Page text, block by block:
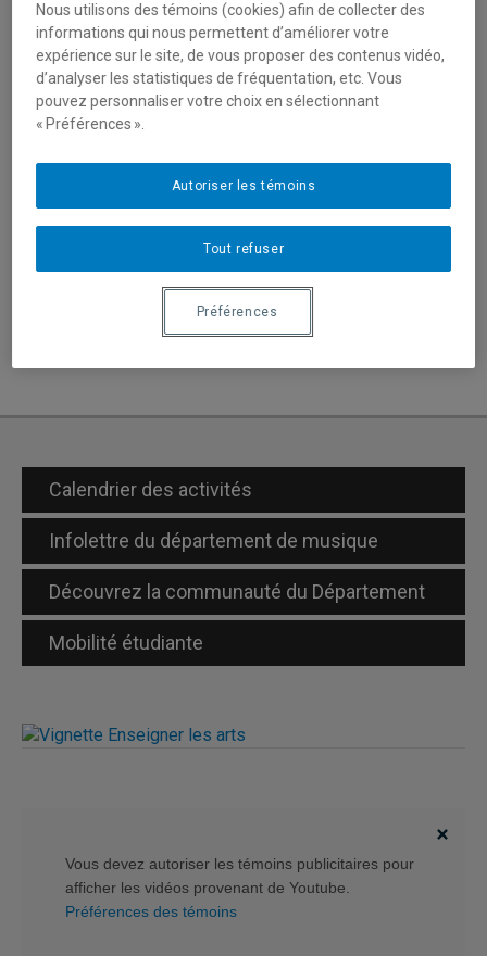
Parmi les14 membres SOCAN qui se retrouvaient en
nomination dans les catégories musicales de cette fête
de la télévision québécoise, Anaïs Larocque est repartie
avec une statuette pour son travail remarquable quant à sa
production.
Le documentaire dresse un portrait de la consommation
d’eau potable au Québec. Le film est disponible sur le
Web de Télé-Québec ici.
Plus d'information ici :
https://www.magazinesocan.ca/news/trois-de-nos-
compositeursalaffiche-remportent-des-prix-gemeaux-
Calendrier des activités
Infolettre du département de musique
Découvrez la communauté du Département
Mobilité étudiante
Vous devez autoriser les témoins publicitaires pour
afficher les vidéos provenant de Youtube.
Préférences des témoins
Nous utilisons des témoins (cookies) afin de collecter des
informations qui nous permettent d’améliorer votre
expérience sur le site, de vous proposer des contenus vidéo,
d’analyser les statistiques de fréquentation, etc. Vous
pouvez personnaliser votre choix en sélectionnant
« Préférences ».
Tout refuser
Autoriser les témoins
Préférences